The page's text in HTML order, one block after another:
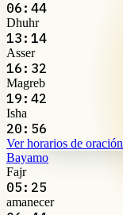
06:44
Dhuhr
13:14
Asser
16:32
Magreb
19:42
Isha
20:56
Ver horarios de oración
Bayamo
Fajr
05:25
amanecer